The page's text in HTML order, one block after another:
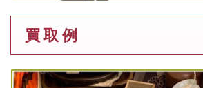
買 取 例